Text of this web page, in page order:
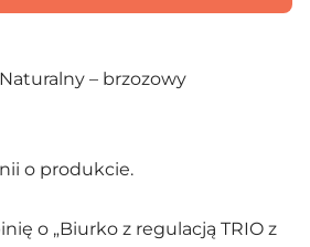
Naturalny – brzozowy
o produkcie.
o „Biurko z regulacją TRIO z